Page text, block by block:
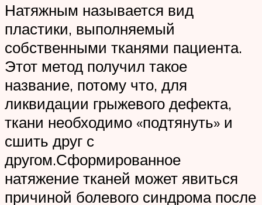
Натяжным называется вид
пластики, выполняемый
собственными тканями пациента.
Этот метод получил такое
название, потому что, для
ликвидации грыжевого дефекта,
ткани необходимо «подтянуть» и
сшить друг с
другом.Сформированное
натяжение тканей может явиться
причиной болевого синдрома после